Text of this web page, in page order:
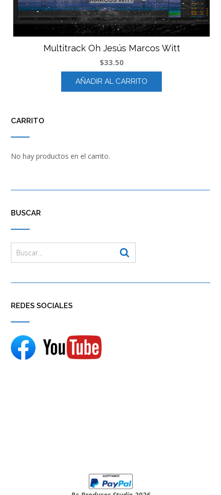
Multitrack Oh Jesús Marcos Witt
$33.50
AÑADIR AL CARRITO
CARRITO
No hay productos en el carrito.
BUSCAR
REDES SOCIALES